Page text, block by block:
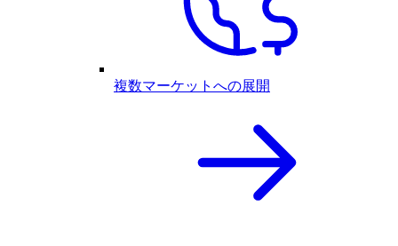
複数マーケットへの展開